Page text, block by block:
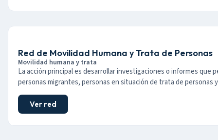
Red de Movilidad Humana y Trata de Personas
Movilidad humana y trata
La acción principal es desarrollar investigaciones o informes que
personas migrantes, personas en situación de trata de personas
Ver red